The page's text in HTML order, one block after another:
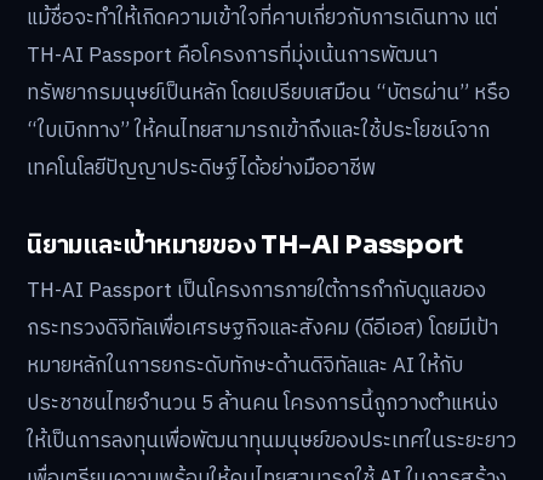
แม้ชื่อจะทำให้เกิดความเข้าใจที่คาบเกี่ยวกับการเดินทาง แต่
TH-AI Passport คือโครงการที่มุ่งเน้นการพัฒนา
ทรัพยากรมนุษย์เป็นหลัก โดยเปรียบเสมือน “บัตรผ่าน” หรือ
“ใบเบิกทาง” ให้คนไทยสามารถเข้าถึงและใช้ประโยชน์จาก
เทคโนโลยีปัญญาประดิษฐ์ได้อย่างมืออาชีพ
นิยามและเป้าหมายของ TH-AI Passport
TH-AI Passport เป็นโครงการภายใต้การกำกับดูแลของ
กระทรวงดิจิทัลเพื่อเศรษฐกิจและสังคม (ดีอีเอส) โดยมีเป้า
หมายหลักในการยกระดับทักษะด้านดิจิทัลและ AI ให้กับ
ประชาชนไทยจำนวน 5 ล้านคน โครงการนี้ถูกวางตำแหน่ง
ให้เป็นการลงทุนเพื่อพัฒนาทุนมนุษย์ของประเทศในระยะยาว